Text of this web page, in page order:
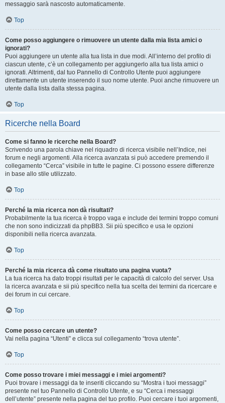
messaggio sarà nascosto automaticamente.
Top
Come posso aggiungere o rimuovere un utente dalla mia lista amici o
ignorati?
Puoi aggiungere un utente alla tua lista in due modi. All’interno del profilo di
ciascun utente, c’è un collegamento per aggiungerlo alla tua lista amici o
ignorati. Altrimenti, dal tuo Pannello di Controllo Utente puoi aggiungere
direttamente un utente inserendo il suo nome utente. Puoi anche rimuovere un
utente dalla lista dalla stessa pagina.
Top
Ricerche nella Board
Come si fanno le ricerche nella Board?
Scrivendo una parola chiave nel riquadro di ricerca visibile nell’Indice, nei
forum e negli argomenti. Alla ricerca avanzata si può accedere premendo il
collegamento “Cerca” visibile in tutte le pagine. Ci possono essere differenze
in base allo stile utilizzato.
Top
Perché la mia ricerca non dà risultati?
Probabilmente la tua ricerca è troppo vaga e include dei termini troppo comuni
che non sono indicizzati da phpBB3. Sii più specifico e usa le opzioni
disponibili nella ricerca avanzata.
Top
Perché la mia ricerca dà come risultato una pagina vuota?
La tua ricerca ha dato troppi risultati per le capacità di calcolo del server. Usa
la ricerca avanzata e sii più specifico nella tua scelta dei termini da ricercare e
dei forum in cui cercare.
Top
Come posso cercare un utente?
Vai nella pagina “Utenti” e clicca sul collegamento “trova utente”.
Top
Come posso trovare i miei messaggi e i miei argomenti?
Puoi trovare i messaggi da te inseriti cliccando su “Mostra i tuoi messaggi”
presente nel tuo Pannello di Controllo Utente, e su “Cerca i messaggi
dell’utente” presente nella pagina del tuo profilo. Puoi cercare i tuoi argomenti,